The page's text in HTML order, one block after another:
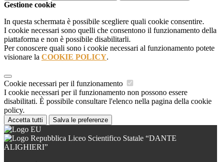
Gestione cookie
In questa schermata è possibile scegliere quali cookie consentire.
I cookie necessari sono quelli che consentono il funzionamento della
piattaforma e non è possibile disabilitarli.
Per conoscere quali sono i cookie necessari al funzionamento potete
visionare la COOKIE POLICY.
Cookie necessari per il funzionamento
I cookie necessari per il funzionamento non possono essere
disabilitati. È possibile consultare l'elenco nella pagina della cookie
policy.
Accetta tutti Salva le preferenze
Liceo Scientifico Statale “DANTE
ALIGHIERI”